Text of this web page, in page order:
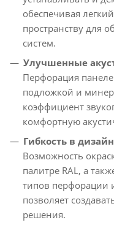
обеспечивая
пространству для
систем.
Улучшенные
Перфорация
подложкой и
коэффициент
комфортную
Гибкость в
Возможность
палитре RAL, а
типов перфорации
позволяет
решения.​